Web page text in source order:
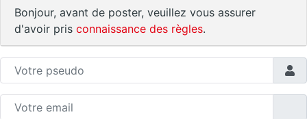
Bonjour, avant de poster, veuillez vous assurer
d'avoir pris connaissance des règles.